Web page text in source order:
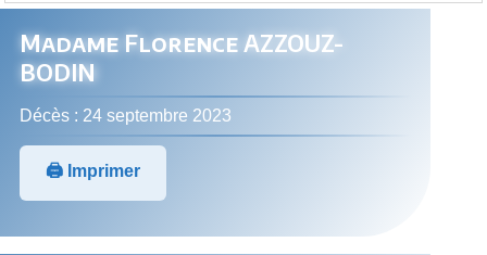
Madame Florence AZZOUZ-
BODIN
Décès : 24 septembre 2023
🖨️ Imprimer